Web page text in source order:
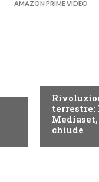
AMAZON PRIME VIDEO
terrestre:
chiude